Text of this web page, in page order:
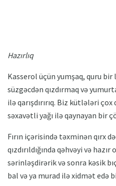
Hazırlıq
Kasserol üçün yumşaq, quru
süzgəcdən qızdırmaq və
ilə qarışdırırıq. Biz kütlələri
səxavətli yağı ilə qaynayan bir
Fırın içərisində təxminən qırx
qızdırıldığında qəhvəyi və
sərinləşdirərik və sonra kəsik
bal və ya murad ilə xidmət edə